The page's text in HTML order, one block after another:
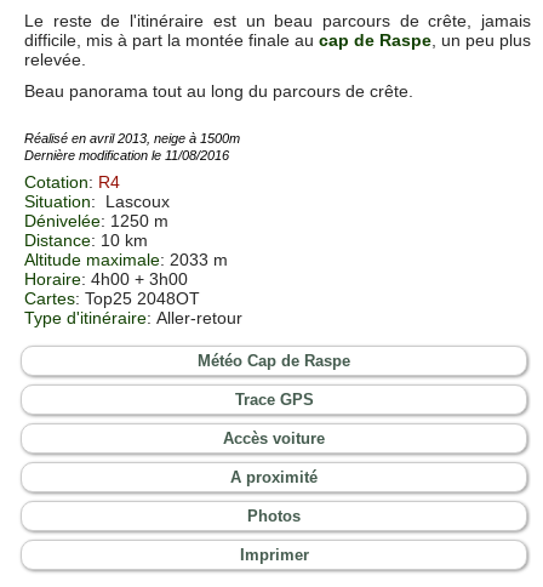
Le reste de l'itinéraire est un beau parcours de crête, jamais
difficile, mis à part la montée finale au cap de Raspe , un peu plus
relevée.
Beau panorama tout au long du parcours de crête.
Réalisé en avril 2013, neige à 1500m
Dernière modification le 11/08/2016
Cotation: R4
Situation:
Lascoux
Dénivelée: 1250 m
Distance: 10 km
Altitude maximale: 2033 m
Horaire: 4h00 + 3h00
Cartes: Top25 2048OT
Type d'itinéraire: Aller-retour
Météo Cap de Raspe
Trace GPS
Accès voiture
A proximité
Photos
Imprimer